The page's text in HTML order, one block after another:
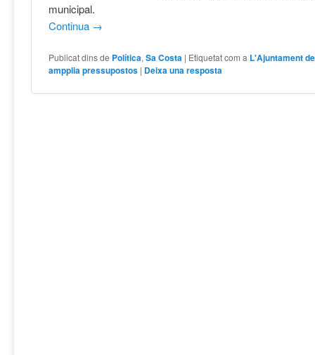
municipal.
Continua →
Publicat dins de Política,Sa Costa | Etiquetat com a L'Ajuntament
ampplia pressupostos | Deixa una resposta